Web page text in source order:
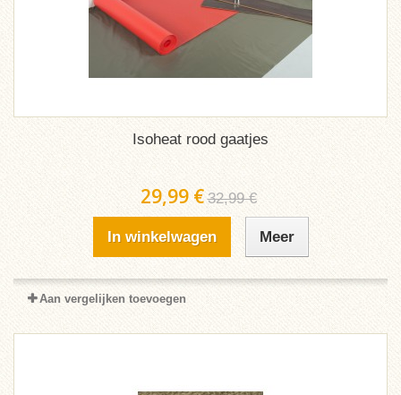
Isoheat rood gaatjes
29,99 € 32,99 €
In winkelwagen Meer
Aan vergelijken toevoegen